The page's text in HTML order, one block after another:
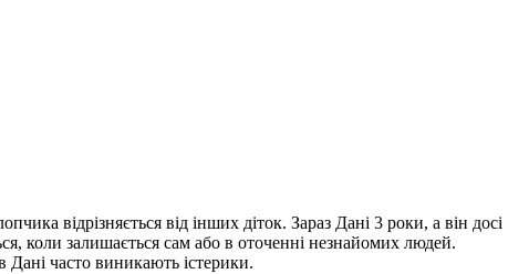
відрізняється від інших діток. Зараз Дані 3 роки, а він досі
коли залишається сам або в оточенні незнайомих людей.
часто виникають істерики.